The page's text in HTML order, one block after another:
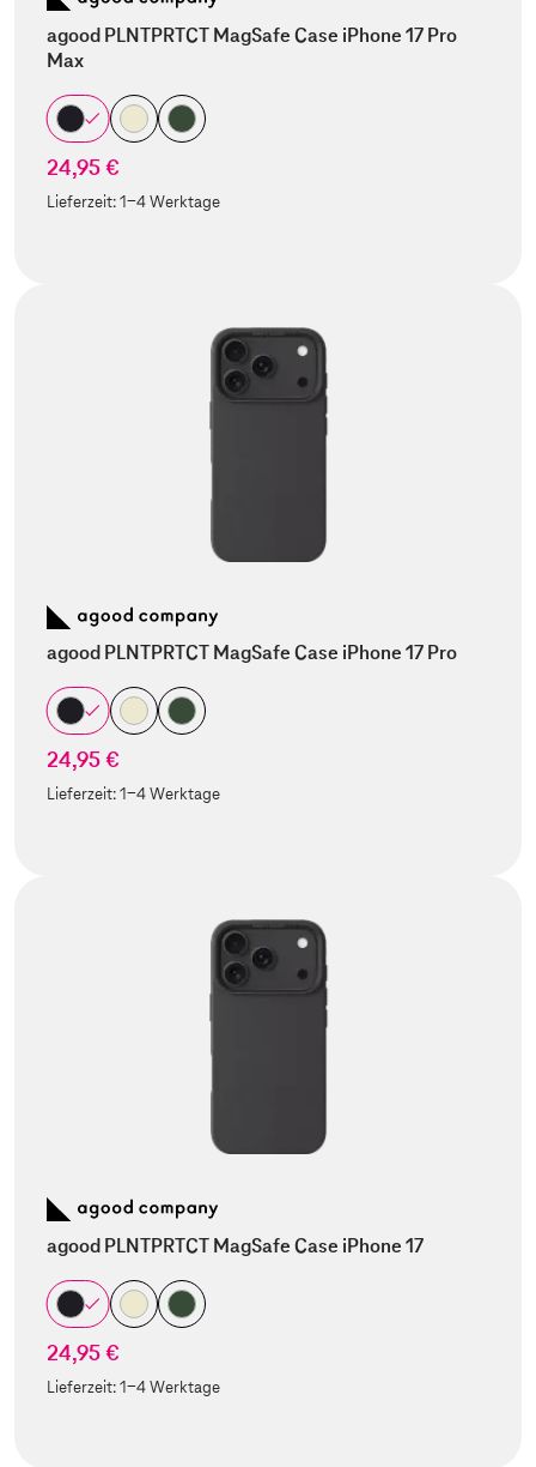
agood PLNTPRTCT MagSafe Case iPhone 17 Pro
Max
24,95 €
Lieferzeit:1-4 Werktage
agood PLNTPRTCT MagSafe Case iPhone 17 Pro
24,95 €
Lieferzeit:1-4 Werktage
agood PLNTPRTCT MagSafe Case iPhone 17
24,95 €
Lieferzeit:1-4 Werktage